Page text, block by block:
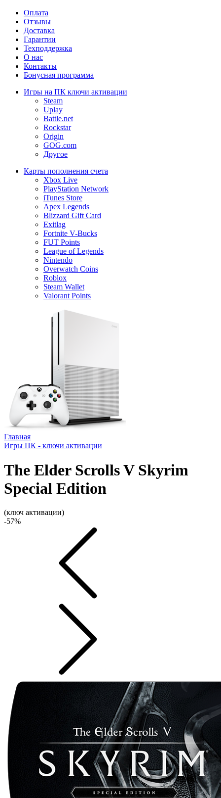
Оплата
Отзывы
Доставка
Гарантии
Техподдержка
О нас
Контакты
Бонусная программа
Игры на ПК ключи активации
Steam
Uplay
Battle.net
Rockstar
Origin
GOG.com
Другое
Карты пополнения счета
Xbox Live
PlayStation Network
iTunes Store
Apex Legends
Blizzard Gift Card
Exitlag
Fortnite V-Bucks
FUT Points
League of Legends
Nintendo
Overwatch Coins
Roblox
Steam Wallet
Valorant Points
Главная
Игры ПК - ключи активации
The Elder Scrolls V Skyrim
Special Edition
(ключ активации)
-57%